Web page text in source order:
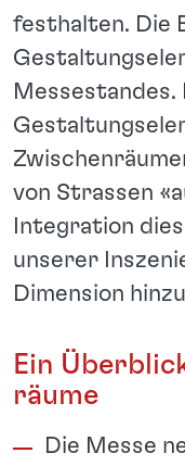
festhalten. Die
von Strassen
Integration
unserer
Dimension
Ein
räume
Die Messe